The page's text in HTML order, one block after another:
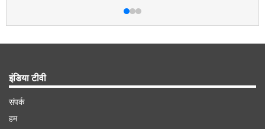
इंडिया टीवी
संपर्क
हम